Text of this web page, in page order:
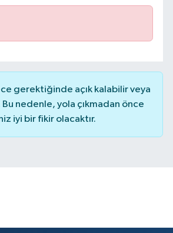
gerektiğinde açık kalabilir veya
nedenle, yola çıkmadan önce
iyi bir fikir olacaktır.